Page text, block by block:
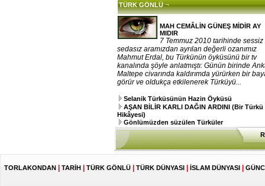
TÜRK GÖNLÜ ¬
MAH CEMÂLİN GÜNEŞ MİDİR AY
MIDIR
7 Temmuz 2010 tarihinde sessiz
sedasız aramızdan ayrılan değerli ozanımız
Mahmut Erdal, bu Türkünün öyküsünü bir tv
kanalında şöyle anlatmıştı: Günün birinde
Maltepe civarında kaldırımda yürürken bir
görür ve oldukça etkilenerek Türküyü...
Selanik Türküsünün Hazin Öyküsü
AŞAN BİLİR KARLI DAĞIN ARDINI (Bir Türkü
Hikâyesi)
Gönlümüzden süzülen Türküler
TORLAKONDAN TARİH TÜRK GÖNLÜ TÜRK DÜNYASI İSLAM DÜNYASI